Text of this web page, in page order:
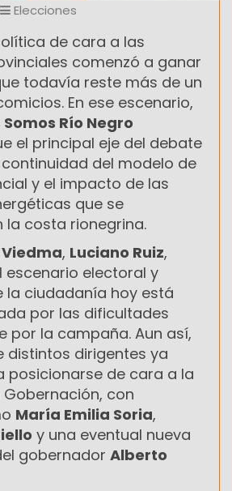
Elecciones
de cara a las
comenzó a ganar
todavía reste más de un
En ese escenario,
Río Negro
el principal eje del debate
del modelo de
y el impacto de las
que se
la costa rionegrina.
Viedma, Luciano Ruiz,
escenario electoral y
la ciudadanía hoy está
por las dificultades
por la campaña. Aun así,
distintos dirigentes ya
posicionarse de cara a la
con
María Emilia Soria,
y una eventual nueva
gobernador Alberto